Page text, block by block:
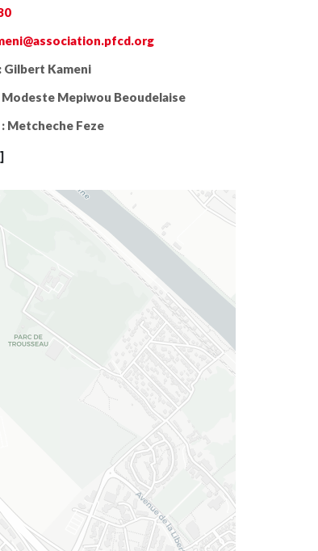
Gilbert Kameni
Modeste Mepiwou Beoudelaise
Metcheche Feze